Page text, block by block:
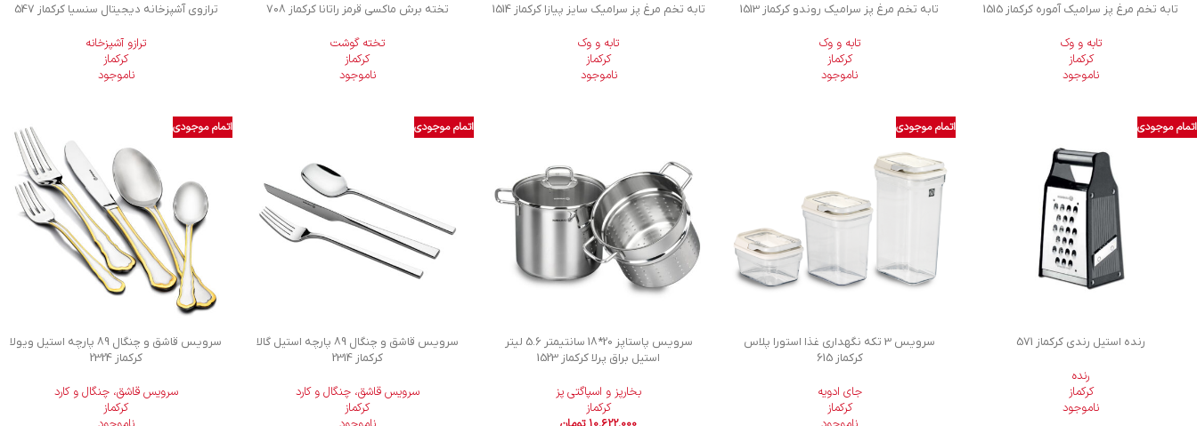
تابه تخم مرغ پز سرامیک آموره کرکماز 1515
تابه و وک
کرکماز
ناموجود
تابه تخم مرغ پز سرامیک روندو کرکماز 1513
تابه و وک
کرکماز
ناموجود
تابه تخم مرغ پز سرامیک سایز پیازا کرکماز 1514
تابه و وک
کرکماز
ناموجود
تخته برش ماکسی قرمز راتانا کرکماز 708
تخته گوشت
کرکماز
ناموجود
ترازوی آشپزخانه دیجیتال سنسیا کرکماز 547
ترازو آشپزخانه
کرکماز
ناموجود
اتمام موجودی
رنده استیل رندي کرکماز 571
رنده
کرکماز
ناموجود
اتمام موجودی
سرويس 3 تكه نگهداری غذا استورا پلاس
کرکماز 615
جای ادویه
کرکماز
سرویس پاستاپز 20*18 سانتیمتر 5.6 لیتر
استیل براق پرلا کرکماز 1523
بخارپز و اسپاگتی پز
کرکماز
اتمام موجودی
سرویس قاشق و چنگال 89 پارچه استیل گالا
کرکماز 2314
سرویس قاشق، چنگال و کارد
کرکماز
اتمام موجودی
سرویس قاشق و چنگال 89 پارچه استیل ویولا
کرکماز 2324
سرویس قاشق، چنگال و کارد
کرکماز